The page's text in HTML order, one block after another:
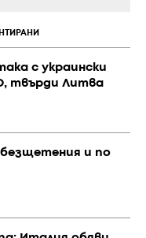
с украински
твърди Литва
и по